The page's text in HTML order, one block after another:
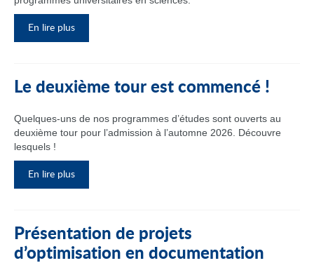
En lire plus
Le deuxième tour est commencé !
Quelques-uns de nos programmes d’études sont ouverts au
deuxième tour pour l’admission à l’automne 2026. Découvre
lesquels !
En lire plus
Présentation de projets
d’optimisation en documentation